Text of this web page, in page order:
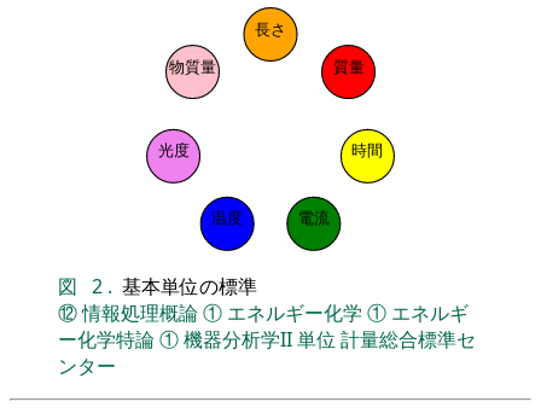
長さ
質量
時間
電流
温度
光度
物質量
図 2 . 基本単位の標準
⑫情報処理概論① エネルギー化学 ① エネルギ
ー化学特論①機器分析学II単位 計量総合標準セ
ンター